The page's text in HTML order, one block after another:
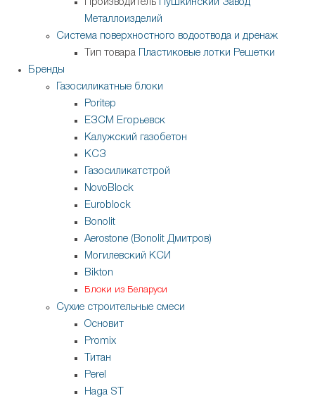
Производитель
Пушкинский Завод
Металлоизделий
Система поверхностного водоотвода и дренаж
Тип товара
Пластиковые лотки Решетки
Бренды
Газосиликатные блоки
Poritep
ЕЗСМ Егорьевск
Калужский газобетон
КСЗ
Газосиликатстрой
NovoBlock
Euroblock
Bonolit
Aerostone (Bonolit Дмитров)
Могилевский КСИ
Bikton
Блоки из Беларуси
Сухие строительные смеси
Основит
Promix
Титан
Perel
Haga ST